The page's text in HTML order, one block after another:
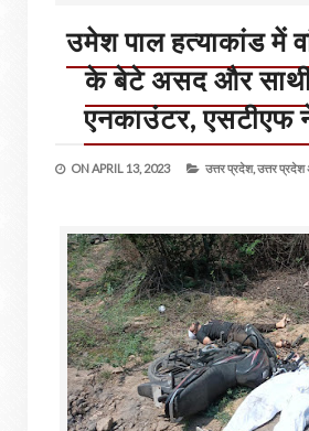
उमेश पाल हत्याकांड में
के बेटे असद और
एनकाउंटर, एसटीएफ
ONAPRIL 13, 2023 उत्तर प्रदेश,उत्तर प्रदेश